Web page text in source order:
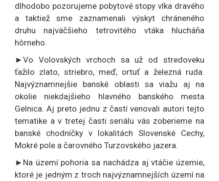
dlhodobo pozorujeme pobytové stopy vlka dravého
a taktiež sme zaznamenali výskyt chráneného
druhu najväčšieho tetrovitého vtáka hlucháňa
hôrneho.
►Vo Volovských vrchoch sa už od stredoveku
ťažilo zlato, striebro, meď, ortuť a železná ruda.
Najvýznamnejšie banské oblasti sa viažu aj na
okolie niekdajšieho hlavného banského mesta
Gelnica. Aj preto jednu z častí venovali autori tejto
tematike a v tretej časti seriálu vás zoberieme na
banské chodníčky v lokalitách Slovenské Cechy,
Mokré pole a čarovného Turzovského jazera.
►Na území pohoria sa nachádza aj vtáčie územie,
ktoré je jedným z troch najvýznamnejších území na